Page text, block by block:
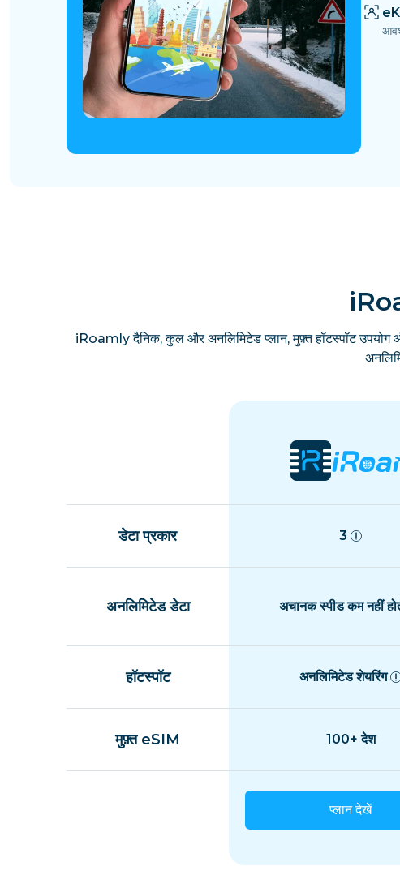
iRoamly दैनिक, कुल और अनलिमिटेड प्लान, मुफ़्त हॉटस्पॉट
डेटा प्रकार 3
अनलिमिटेड डेटा अचानक स्पीड कम नहीं
हॉटस्पॉट अनलिमिटेड शेयरिंग
मुफ़्त eSIM 100+ देश
प्लान देखें